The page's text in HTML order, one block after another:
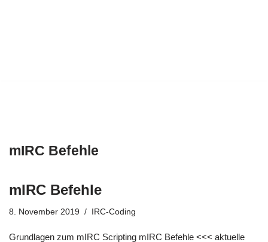
mIRC Befehle
mIRC Befehle
8. November 2019 IRC-Coding
Grundlagen zum mIRC Scripting mIRC Befehle <<< aktuelle